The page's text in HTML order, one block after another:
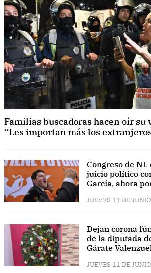
Familias buscadoras hacen oír su
“Les importan más los
Congreso de
juicio político
García, ahora
JUEVES 11 DE
Dejan corona
de la diputada
Gárate
JUEVES 11 DE